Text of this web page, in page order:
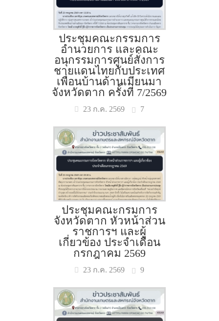
ประชุมคณะกรรมการ
อำนวยการ และคณะ
อนุกรรมการศูนย์สั่งการ
ชายแดนไทยกับประเทศ
เพื่อนบ้านด้านเมียนมา
จังหวัดตาก ครั้งที่ 7/2569
23 ก.ค. 2569 7
ประชุมคณะกรมการ
จังหวัดตาก หัวหน้าส่วน
ราชการฯ และผู้
เกี่ยวข้อง ประจำเดือน
กรกฎาคม 2569
23 ก.ค. 2569 9